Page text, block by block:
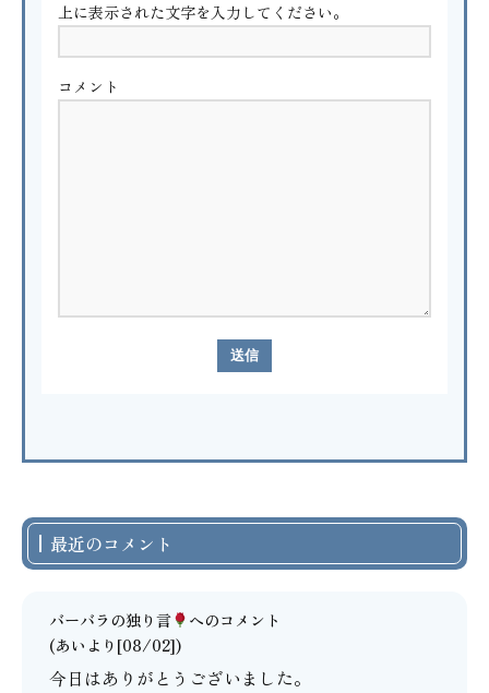
上に表示された文字を入力してください。
コメント
最近のコメント
バーバラの独り言
へのコメント
(あいより[08/02])
今日はありがとうございました。